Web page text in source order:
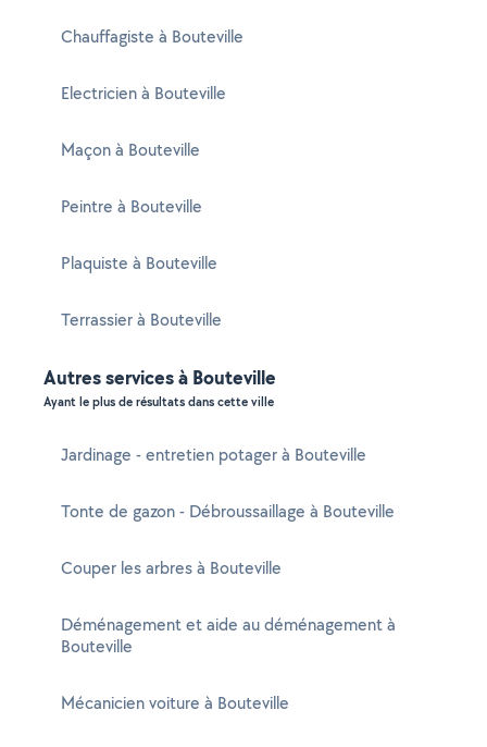
Chauffagiste à Bouteville
Electricien à Bouteville
Maçon à Bouteville
Peintre à Bouteville
Plaquiste à Bouteville
Terrassier à Bouteville
Autres services à Bouteville
Ayant le plus de résultats dans cette ville
Jardinage - entretien potager à Bouteville
Tonte de gazon - Débroussaillage à Bouteville
Couper les arbres à Bouteville
Déménagement et aide au déménagement à
Bouteville
Mécanicien voiture à Bouteville